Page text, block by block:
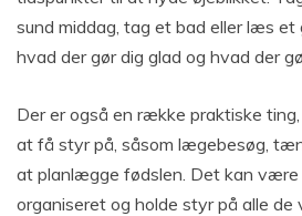
sund middag, tag et bad eller læs et
hvad der gør dig glad og hvad der
Der er også en række praktiske
at få styr på, såsom lægebesøg,
at planlægge fødslen. Det kan
organiseret og holde styr på alle de